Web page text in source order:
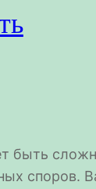
быть
споров.